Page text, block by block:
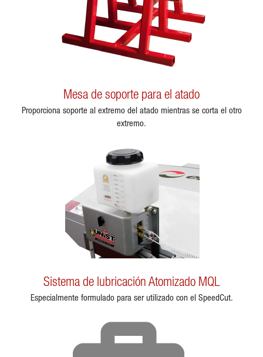
Mesa de soporte para el atado
Proporciona soporte al extremo del atado mientras se corta el otro
extremo.
Sistema de lubricación Atomizado MQL
Especialmente formulado para ser utilizado con el SpeedCut.